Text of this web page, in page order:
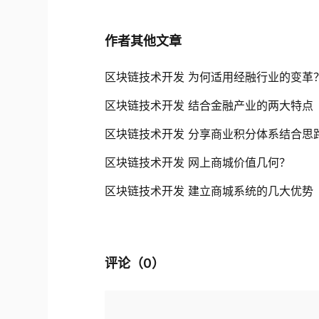
作者其他文章
区块链技术开发 为何适用经融行业的变革
区块链技术开发 结合金融产业的两大特点
区块链技术开发 分享商业积分体系结合思
区块链技术开发 网上商城价值几何？
区块链技术开发 建立商城系统的几大优势
评论（0）